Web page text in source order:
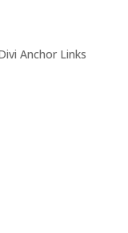
Anchor Links